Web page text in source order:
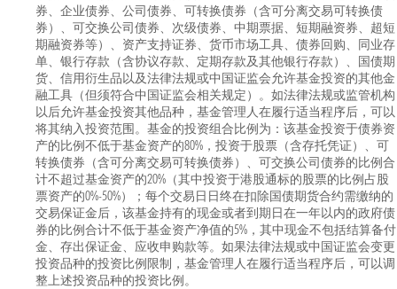
券、企业债券、公司债券、可转换债券（含可分离交易可转换债
券）、可交换公司债券、次级债券、中期票据、短期融资券、超短
期融资券等）、资产支持证券、货币市场工具、债券回购、同业存
单、银行存款（含协议存款、定期存款及其他银行存款）、国债期
货、信用衍生品以及法律法规或中国证监会允许基金投资的其他金
融工具（但须符合中国证监会相关规定）。如法律法规或监管机构
以后允许基金投资其他品种，基金管理人在履行适当程序后，可以
将其纳入投资范围。基金的投资组合比例为：该基金投资于债券资
产的比例不低于基金资产的80%，投资于股票（含存托凭证）、可
转换债券（含可分离交易可转换债券）、可交换公司债券的比例合
计不超过基金资产的20%（其中投资于港股通标的股票的比例占股
票资产的0%-50%）；每个交易日日终在扣除国债期货合约需缴纳的
交易保证金后，该基金持有的现金或者到期日在一年以内的政府债
券的比例合计不低于基金资产净值的5%，其中现金不包括结算备付
金、存出保证金、应收申购款等。如果法律法规或中国证监会变更
投资品种的投资比例限制，基金管理人在履行适当程序后，可以调
整上述投资品种的投资比例。